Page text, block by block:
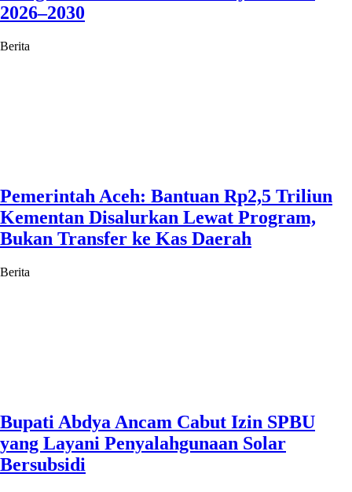
2026–2030
Berita
Pemerintah Aceh: Bantuan Rp2,5 Triliun
Kementan Disalurkan Lewat Program,
Bukan Transfer ke Kas Daerah
Berita
Bupati Abdya Ancam Cabut Izin SPBU
yang Layani Penyalahgunaan Solar
Bersubsidi